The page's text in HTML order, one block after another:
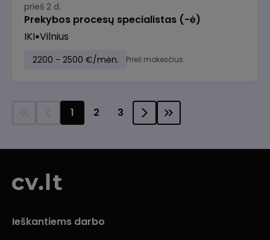
prieš 2 d.
Prekybos procesų specialistas (-ė)
IKI Vilnius
2200 - 2500 €/mėn. Prieš mokesčius
1 2 3
Ieškantiems darbo